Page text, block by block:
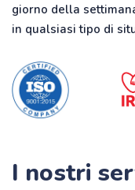
giorno della
in qualsiasi tipo di
I nostri